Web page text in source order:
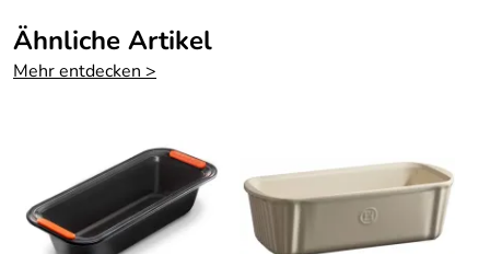
Ähnliche Artikel
Mehr entdecken >